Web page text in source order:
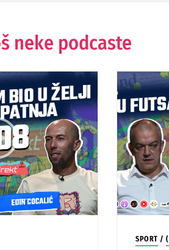
neke podcaste
SPORT /